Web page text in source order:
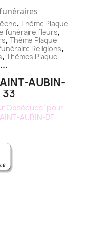
, Thème Plaque
funéraire fleurs,
, Thème Plaque
Religions,
, Thèmes Plaque
...
AUBIN-
33
Obsèques" pour
AUBIN-DE-